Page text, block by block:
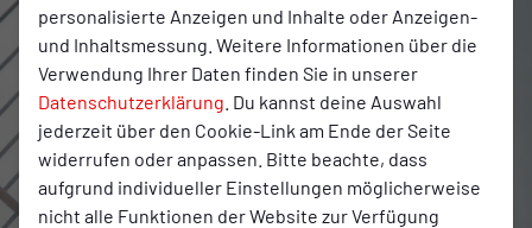
personalisierte Anzeigen und Inhalte oder Anzeigen-
und Inhaltsmessung. Weitere Informationen über die
Verwendung Ihrer Daten finden Sie in unserer
Datenschutzerklärung . Du kannst deine Auswahl
jederzeit über den Cookie-Link am Ende der Seite
widerrufen oder anpassen. Bitte beachte, dass
aufgrund individueller Einstellungen möglicherweise
nicht alle Funktionen der Website zur Verfügung